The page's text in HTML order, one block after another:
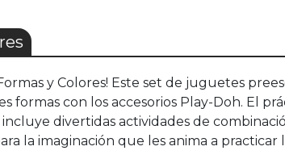
y Colores! Este set de juguetes
con los accesorios Play-Doh. El
divertidas actividades de
la imaginación que les anima a